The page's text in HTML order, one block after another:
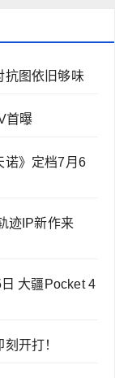
抗图依旧够味
首曝
诺》定档7月6
迹IP新作来
大疆Pocket 4
开打！